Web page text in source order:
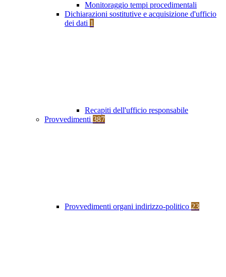
Monitoraggio tempi procedimentali
Dichiarazioni sostitutive e acquisizione d'ufficio
dei dati 1
Recapiti dell'ufficio responsabile
Provvedimenti 387
Provvedimenti organi indirizzo-politico 23